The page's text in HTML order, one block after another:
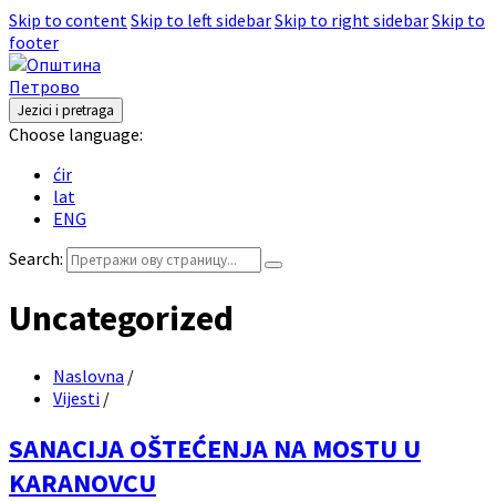
Skip to contentSkip to left sidebarSkip to right sidebarSkip to
footer
Jezici i pretraga
Choose language:
ćir
lat
ENG
Search:
Uncategorized
Naslovna /
Vijesti /
SANACIJA OŠTEĆENJA NA MOSTU U
KARANOVCU